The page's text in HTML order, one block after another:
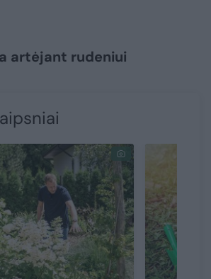
artėjant rudeniui